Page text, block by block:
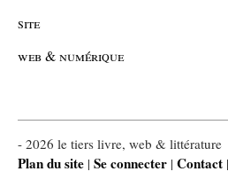
site
web & numérique
- 2026 le tiers livre, web & littérature
Plan du site | Se connecter | Contact |